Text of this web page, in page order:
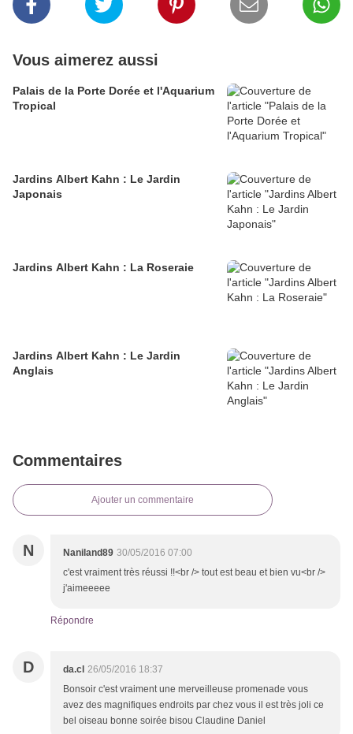
Vous aimerez aussi
Palais de la Porte Dorée et l'Aquarium
Tropical
Jardins Albert Kahn : Le Jardin
Japonais
Jardins Albert Kahn : La Roseraie
Jardins Albert Kahn : Le Jardin
Anglais
Commentaires
Ajouter un commentaire
N Naniland89 30/05/2016 07:00
c'est vraiment très réussi !!<br /> tout est beau et bien vu<br />
j'aimeeeee
Répondre
D da.cl 26/05/2016 18:37
Bonsoir c'est vraiment une merveilleuse promenade vous
avez des magnifiques endroits par chez vous il est très joli ce
bel oiseau bonne soirée bisou Claudine Daniel